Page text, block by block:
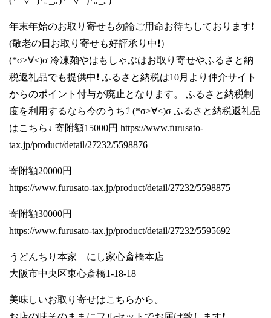
年末年始のお取り寄せも勿論ご用命お待ちしております❗️
(敬老の日お取り寄せも好評承り中❗️）
(*σ>∀<)σ 冷凍麺やはもしゃぶはお取り寄せやふるさと納
税返礼品でも提供中❗️ ふるさと納税は10月より仲介サイト
からのポイント付与が廃止となります。 ふるさと納税制
度を利用するなら今のうち⤴️ (*σ>∀<)σ ふるさと納税返礼品
はこちら↓ 寄附額15000円 https://www.furusato-
tax.jp/product/detail/27232/5598876
寄附額20000円
https://www.furusato-tax.jp/product/detail/27232/5598875
寄附額30000円
https://www.furusato-tax.jp/product/detail/27232/5595692
うどんちり本家 にし家心斎橋本店
大阪市中央区東心斎橋1-18-18
美味しいお取り寄せはこちらから。